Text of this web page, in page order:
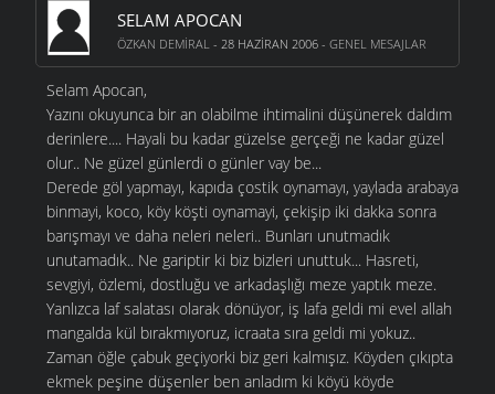
SELAM APOCAN
ÖZKAN DEMIRAL - 28 HAZIRAN 2006 - GENEL MESAJLAR
Selam Apocan,
Yazını okuyunca bir an olabilme ihtimalini düşünerek daldım
derinlere.... Hayali bu kadar güzelse gerçeği ne kadar güzel
olur.. Ne güzel günlerdi o günler vay be...
Derede göl yapmayı, kapıda çostik oynamayı, yaylada arabaya
binmayi, koco, köy köşti oynamayi, çekişip iki dakka sonra
barışmayı ve daha neleri neleri.. Bunları unutmadık
unutamadık.. Ne gariptir ki biz bizleri unuttuk... Hasreti,
sevgiyi, özlemi, dostluğu ve arkadaşlığı meze yaptık meze.
Yanlızca laf salatası olarak dönüyor, iş lafa geldi mi evel allah
mangalda kül bırakmıyoruz, icraata sıra geldi mi yokuz..
Zaman öğle çabuk geçiyorki biz geri kalmışız. Köyden çıkıpta
ekmek peşine düşenler ben anladım ki köyü köyde